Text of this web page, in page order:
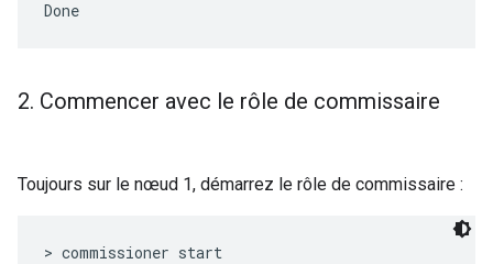
2. Commencer avec le rôle de commissaire
Toujours sur le nœud 1, démarrez le rôle de commissaire :
> commissioner start